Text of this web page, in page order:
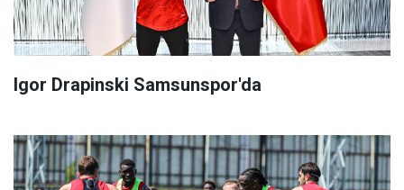
Igor Drapinski Samsunspor'da